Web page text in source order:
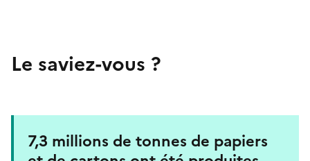
Le saviez-vous ?
7,3 millions de tonnes de papiers